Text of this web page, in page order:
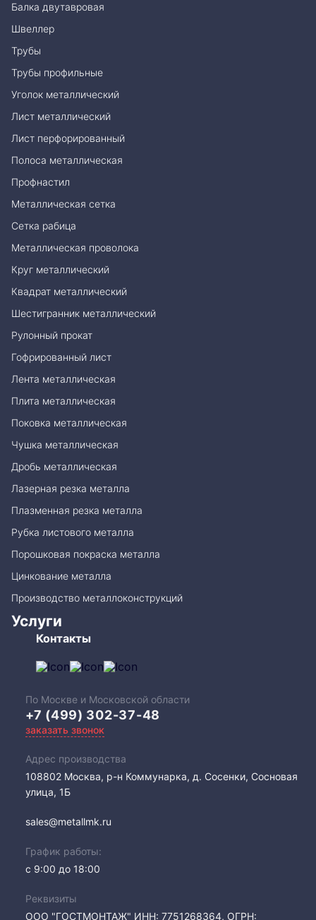
Балка двутавровая
Швеллер
Трубы
Трубы профильные
Уголок металлический
Лист металлический
Лист перфорированный
Полоса металлическая
Профнастил
Металлическая сетка
Сетка рабица
Металлическая проволока
Круг металлический
Квадрат металлический
Шестигранник металлический
Рулонный прокат
Гофрированный лист
Лента металлическая
Плита металлическая
Поковка металлическая
Чушка металлическая
Дробь металлическая
Лазерная резка металла
Плазменная резка металла
Рубка листового металла
Порошковая покраска металла
Цинкование металла
Производство металлоконструкций
Услуги
Контакты
По Москве и Московской области
+7 (499) 302-37-48
заказать звонок
Адрес производства
108802​ Москва, р-н Коммунарка, д. Сосенки, Сосновая
улица, 1Б
sales@metallmk.ru
График работы:
с 9:00 до 18:00
Реквизиты
ООО "ГОСТМОНТАЖ" ИНН: 7751268364, ОГРН: